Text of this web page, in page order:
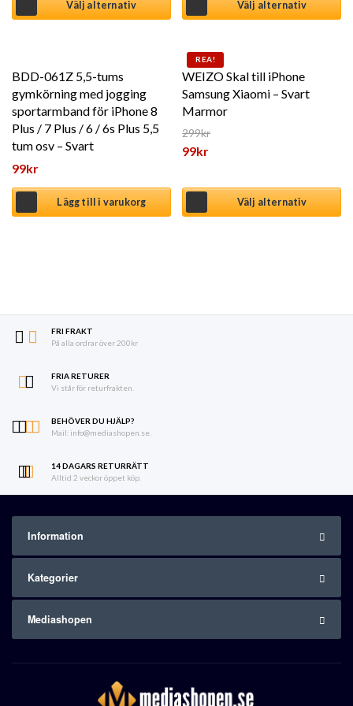
Välj alternativ Välj alternativ
BDD-061Z 5,5-tums
gymkörning med jogging
sportarmband för iPhone 8
Plus / 7 Plus / 6 / 6s Plus 5,5
tum osv – Svart
99kr
Lägg till i varukorg
REA!
WEIZO Skal till iPhone
Samsung Xiaomi – Svart
Marmor
299kr
Det ursprungliga priset var:
99kr
Välj alternativ
Den här produkten har
FRI FRAKT
På alla ordrar över 200kr
FRIA RETURER
Vi står för returfrakten.
BEHÖVER DU HJÄLP?
Mail: info@mediashopen.se.
14 DAGARS RETURRÄTT
Alltid 2 veckor öppet köp.
Information
Kategorier
Mediashopen